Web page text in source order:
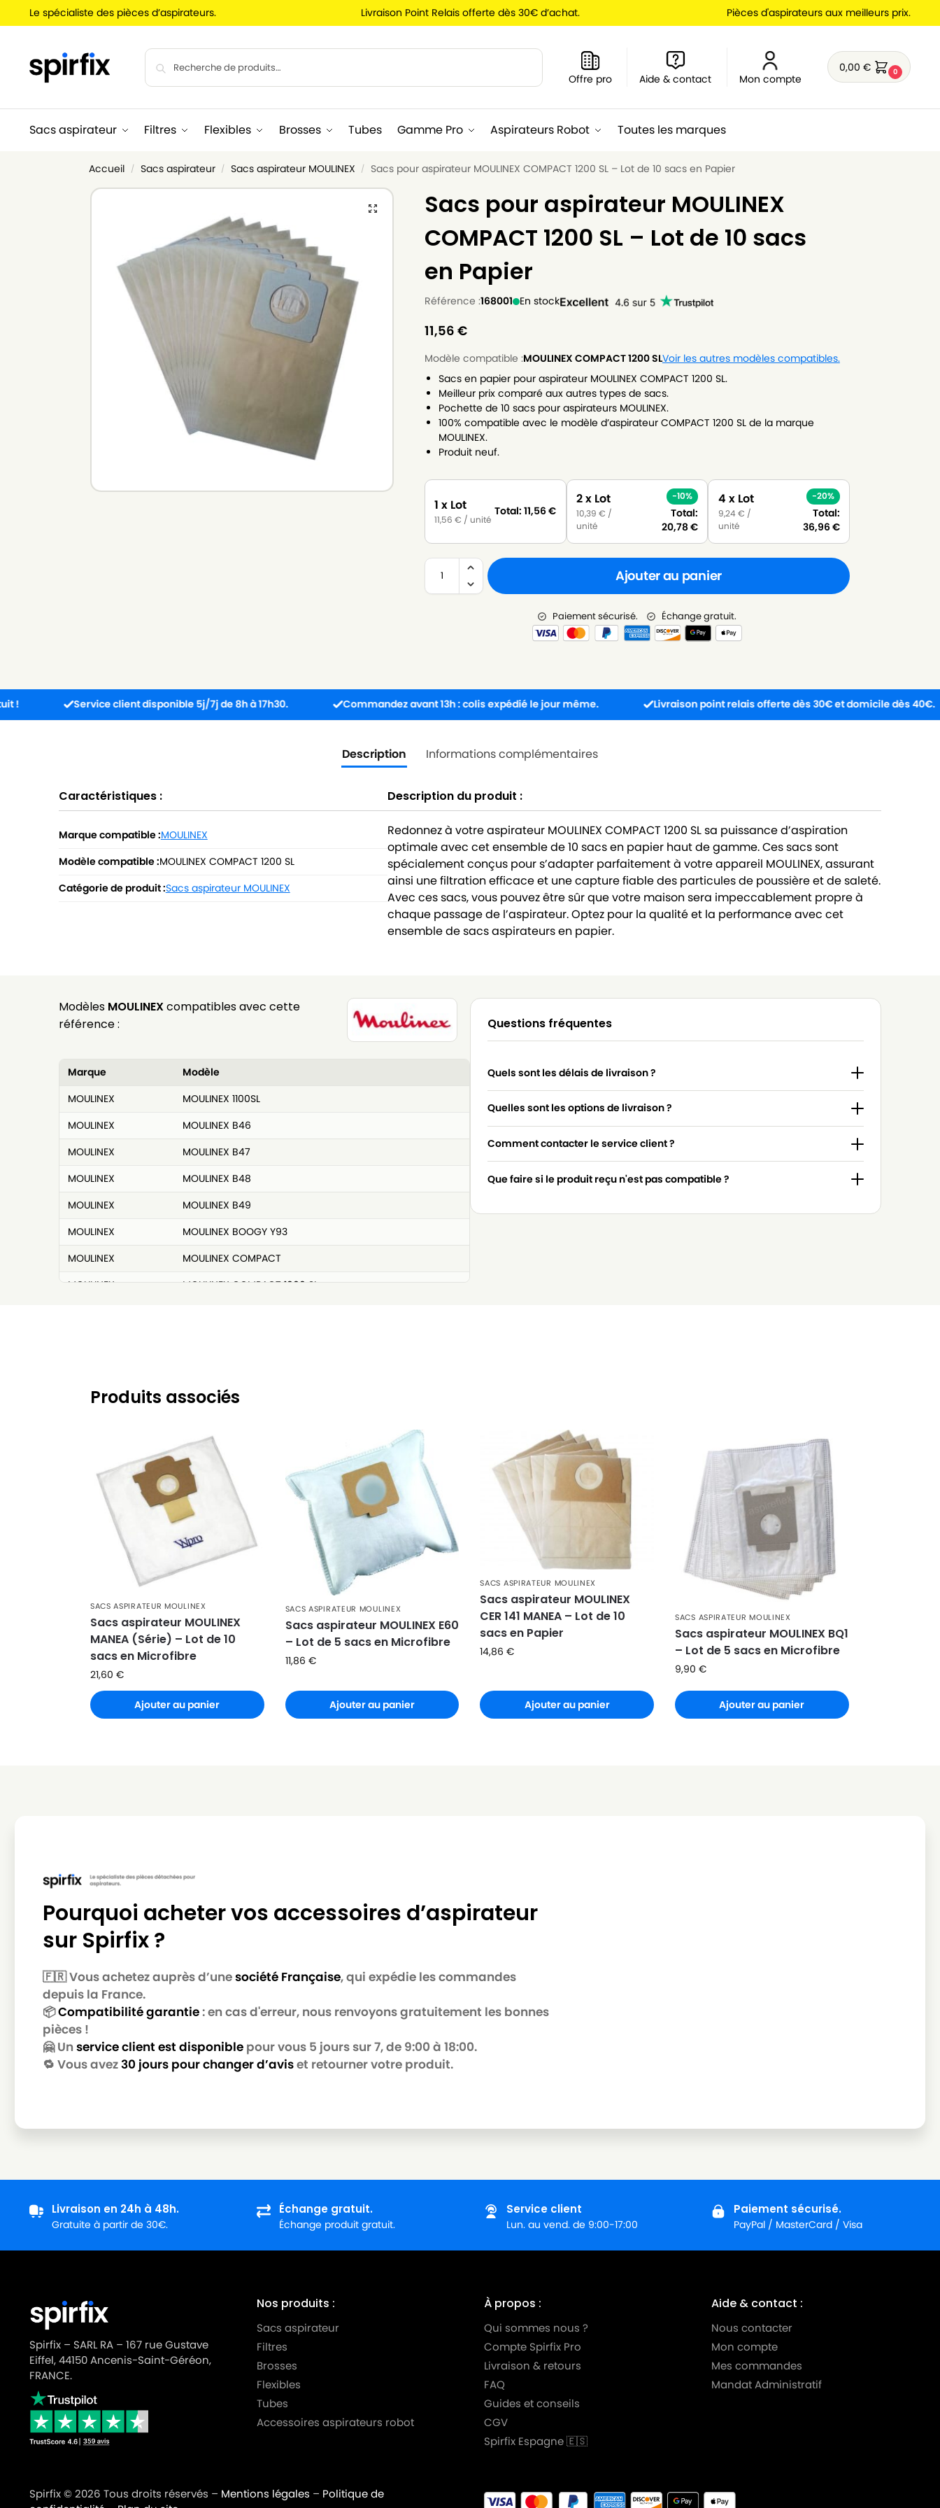
Le spécialiste des pièces d’aspirateurs. Livraison Point Relais offerte dès 30€ d’achat. Pièces d'aspirateurs aux meilleurs prix.
Offre pro Aide & contact Mon compte
0,00€ 0
Sacs aspirateur Filtres Flexibles Brosses Tubes Gamme Pro Aspirateurs Robot Toutes les marques
Accueil / Sacs aspirateur / Sacs aspirateur MOULINEX / Sacs pour aspirateur MOULINEX COMPACT 1200 SL – Lot de 10 sacs en Papier
Sacs pour aspirateur MOULINEX
COMPACT 1200 SL – Lot de 10 sacs
en Papier
Référence :168001 En stock
11,56 €
Modèle compatible :MOULINEX COMPACT 1200 SLVoir les autres modèles compatibles.
Sacs en papier pour aspirateur MOULINEX COMPACT 1200 SL.
Meilleur prix comparé aux autres types de sacs.
Pochette de 10 sacs pour aspirateurs MOULINEX.
100% compatible avec le modèle d’aspirateur COMPACT 1200 SL de la marque
MOULINEX.
Produit neuf.
1 x Lot
11,56€ / unité
Total: 11,56€
2 x Lot
10,39€ /
unité
-10%
Total:
20,78€
4 x Lot
9,24€ /
unité
-20%
Total:
36,96€
Ajouter au panier
Paiement sécurisé. Échange gratuit.
Service client disponible 5j/7j de 8h à 17h30. Commandez avant 13h : colis expédié le jour même. Livraison point relais offerte dès 30€ et domicile dès 40€.
Description Informations complémentaires
Caractéristiques :
Marque compatible :MOULINEX
Modèle compatible :MOULINEX COMPACT 1200 SL
Catégorie de produit :Sacs aspirateur MOULINEX
Description du produit :
Redonnez à votre aspirateur MOULINEX COMPACT 1200 SL sa puissance d’aspiration
optimale avec cet ensemble de 10 sacs en papier haut de gamme. Ces sacs sont
spécialement conçus pour s’adapter parfaitement à votre appareil MOULINEX, assurant
ainsi une filtration efficace et une capture fiable des particules de poussière et de saleté.
Avec ces sacs, vous pouvez être sûr que votre maison sera impeccablement propre à
chaque passage de l’aspirateur. Optez pour la qualité et la performance avec cet
ensemble de sacs aspirateurs en papier.
Modèles MOULINEXcompatibles avec cette
référence :
Marque
Modèle
MOULINEX
MOULINEX 1100SL
MOULINEX
MOULINEX B46
MOULINEX
MOULINEX B47
MOULINEX
MOULINEX B48
MOULINEX
MOULINEX B49
MOULINEX
MOULINEX BOOGY Y93
MOULINEX
MOULINEX COMPACT
MOULINEX
MOULINEX COMPACT 1000 SL
MOULINEX
MOULINEX COMPACT 1150
MOULINEX COMPACT 1250
MOULINEX
MOULINEX COMPACT 1300 E
MOULINEX
MOULINEX COMPACT 1400
MOULINEX
MOULINEX COMPACT 206 à 214
MOULINEX E54
MOULINEX
MOULINEX E60
MOULINEX
MOULINEX NILFISK ALTO
Questions fréquentes
Quels sont les délais de livraison ?
Quelles sont les options de livraison ?
Comment contacter le service client ?
Que faire si le produit reçu n'est pas compatible ?
Produits associés
SACS ASPIRATEUR MOULINEX
Sacs aspirateur MOULINEX
MANEA (Série) – Lot de 10
sacs en Microfibre
21,60 €
Ajouter au panier
SACS ASPIRATEUR MOULINEX
Sacs aspirateur MOULINEX E60
– Lot de 5 sacs en Microfibre
11,86 €
Ajouter au panier
SACS ASPIRATEUR MOULINEX
Sacs aspirateur MOULINEX
CER 141 MANEA – Lot de 10
sacs en Papier
14,86€
Ajouter au panier
SACS ASPIRATEUR MOULINEX
Sacs aspirateur MOULINEX BQ1
– Lot de 5 sacs en Microfibre
9,90€
Ajouter au panier
Pourquoi acheter vos accessoires d’aspirateur
sur Spirfix ?
🇫🇷 Vous achetez auprès d’unesociété Française, qui expédie les commandes
depuis la France.
📦Compatibilité garantie: en cas d'erreur, nous renvoyons gratuitement les bonnes
pièces !
🤗 Un service client est disponible pour vous 5 jours sur 7, de 9:00 à 18:00.
🔁 Vous avez30 jours pour changer d’aviset retourner votre produit.
Livraison en 24h à 48h.
Gratuite à partir de 30€.
Échange gratuit.
Échange produit gratuit.
Service client
Lun. au vend. de 9:00-17:00
Paiement sécurisé.
PayPal / MasterCard / Visa
Spirfix – SARL RA – 167 rue Gustave
Eiffel, 44150 Ancenis-Saint-Géréon,
FRANCE.
Nos produits :
Sacs aspirateur
Filtres
Brosses
Flexibles
Tubes
Accessoires aspirateurs robot
À propos :
Qui sommes nous ?
Compte Spirfix Pro
Livraison & retours
FAQ
Guides et conseils
CGV
Spirfix Espagne 🇪🇸
Aide & contact :
Nous contacter
Mon compte
Mes commandes
Mandat Administratif
Spirfix © 2026 Tous droits réservés – Mentions légales – Politique de